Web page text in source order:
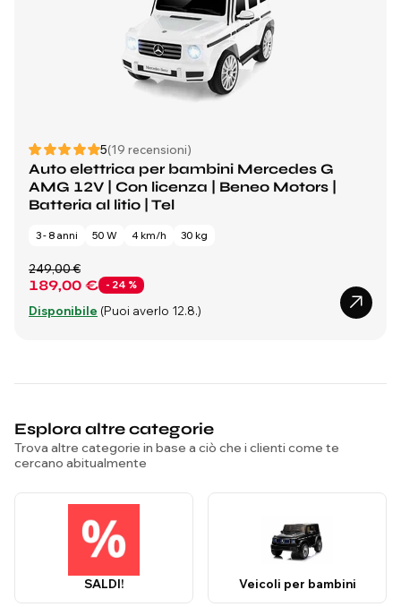
5(19 recensioni)
Auto elettrica per bambini Mercedes G
AMG 12V | Con licenza | Beneo Motors |
Batteria al litio | Tel
3 - 8 anni 50 W 4 km/h 30 kg
189,00 € - 24 %
249,00 €
Disponibile (Puoi averlo 12.8.)
Esplora altre categorie
Trova altre categorie in base a ciò che i clienti come te
cercano abitualmente
SALDI! Veicoli per bambini